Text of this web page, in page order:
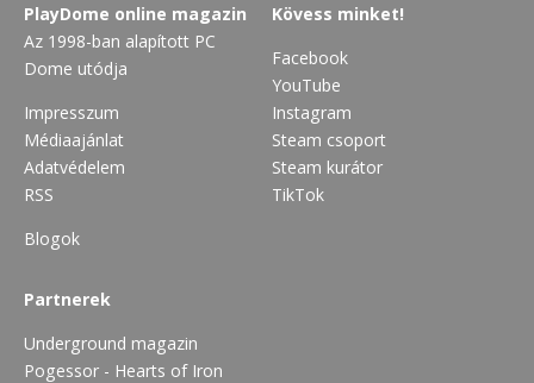
PlayDome online magazin
Az 1998-ban alapított PC
Dome utódja
Impresszum
Médiaajánlat
Adatvédelem
RSS
Blogok
Kövess minket!
Facebook
YouTube
Instagram
Steam csoport
Steam kurátor
TikTok
Partnerek
Underground magazin
Pogessor - Hearts of Iron